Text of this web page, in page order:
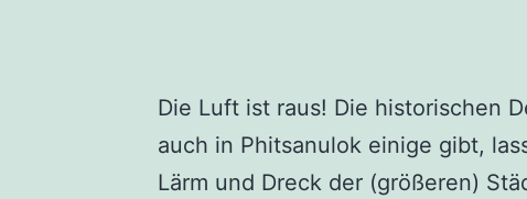
Die Luft ist raus! Die historischen
auch in Phitsanulok einige gibt,
Lärm und Dreck der (größeren)